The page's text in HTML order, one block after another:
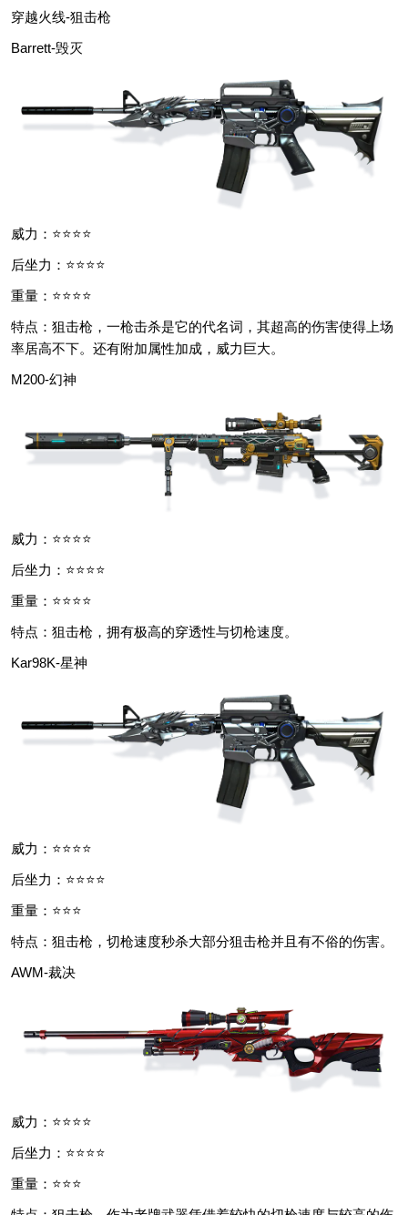
穿越火线-狙击枪
Barrett-毁灭
威力：⭐⭐⭐⭐
后坐力：⭐⭐⭐⭐
重量：⭐⭐⭐⭐
特点：狙击枪，一枪击杀是它的代名词，其超高的伤害使得上场
率居高不下。还有附加属性加成，威力巨大。
M200-幻神
威力：⭐⭐⭐⭐
后坐力：⭐⭐⭐⭐
重量：⭐⭐⭐⭐
特点：狙击枪，拥有极高的穿透性与切枪速度。
Kar98K-星神
威力：⭐⭐⭐⭐
后坐力：⭐⭐⭐⭐
重量：⭐⭐⭐
特点：狙击枪，切枪速度秒杀大部分狙击枪并且有不俗的伤害。
AWM-裁决
威力：⭐⭐⭐⭐
后坐力：⭐⭐⭐⭐
重量：⭐⭐⭐